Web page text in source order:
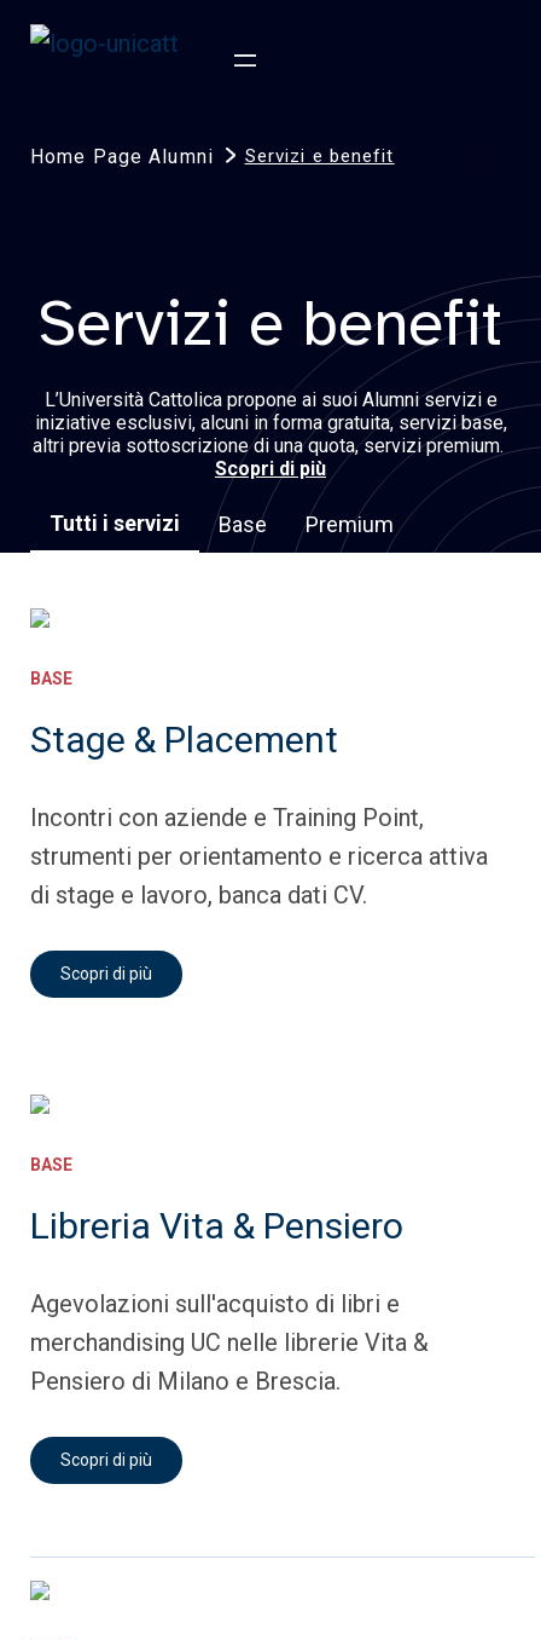
Home Page Alumni Servizi e benefit
Servizi e benefit
L’Università Cattolica propone ai suoi Alumni servizi e
iniziative esclusivi, alcuni in forma gratuita, servizi base,
altri previa sottoscrizione di una quota, servizi premium.
Scopri di più
Tutti i servizi Base Premium
BASE
Stage & Placement
Incontri con aziende e Training Point,
strumenti per orientamento e ricerca attiva
di stage e lavoro, banca dati CV.
Scopri di più
BASE
Libreria Vita & Pensiero
Agevolazioni sull'acquisto di libri e
merchandising UC nelle librerie Vita &
Pensiero di Milano e Brescia.
Scopri di più